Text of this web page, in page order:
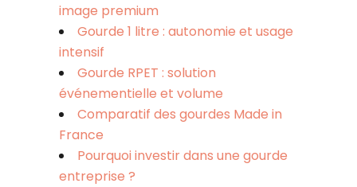
image premium
Gourde 1 litre : autonomie et usage
intensif
Gourde RPET : solution
événementielle et volume
Comparatif des gourdes Made in
France
Pourquoi investir dans une gourde
entreprise ?